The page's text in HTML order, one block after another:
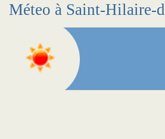
Méteo à Saint-Hilaire-